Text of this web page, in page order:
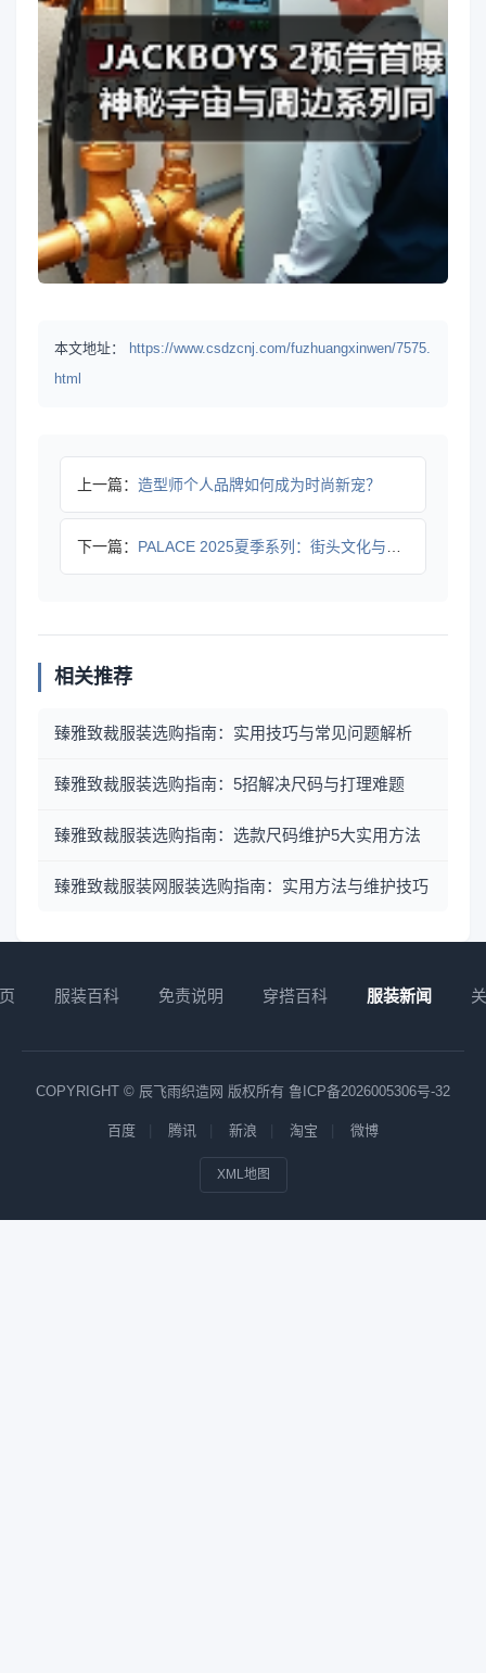
本文地址：
https://www.csdzcnj.com/fuzhuangxinwen/7575.
html
上一篇： 造型师个人品牌如何成为时尚新宠？
下一篇： PALACE 2025夏季系列：街头文化与洛杉矶风格的混搭革
相关推荐
臻雅致裁服装选购指南：实用技巧与常见问题解析
臻雅致裁服装选购指南：5招解决尺码与打理难题
臻雅致裁服装选购指南：选款尺码维护5大实用方法
臻雅致裁服装网服装选购指南：实用方法与维护技巧
服装百科 免责说明 穿搭百科 服装新闻
COPYRIGHT © 辰飞雨织造网 版权所有 鲁ICP备2026005306号-32
百度 腾讯 新浪 淘宝 微博
XML地图